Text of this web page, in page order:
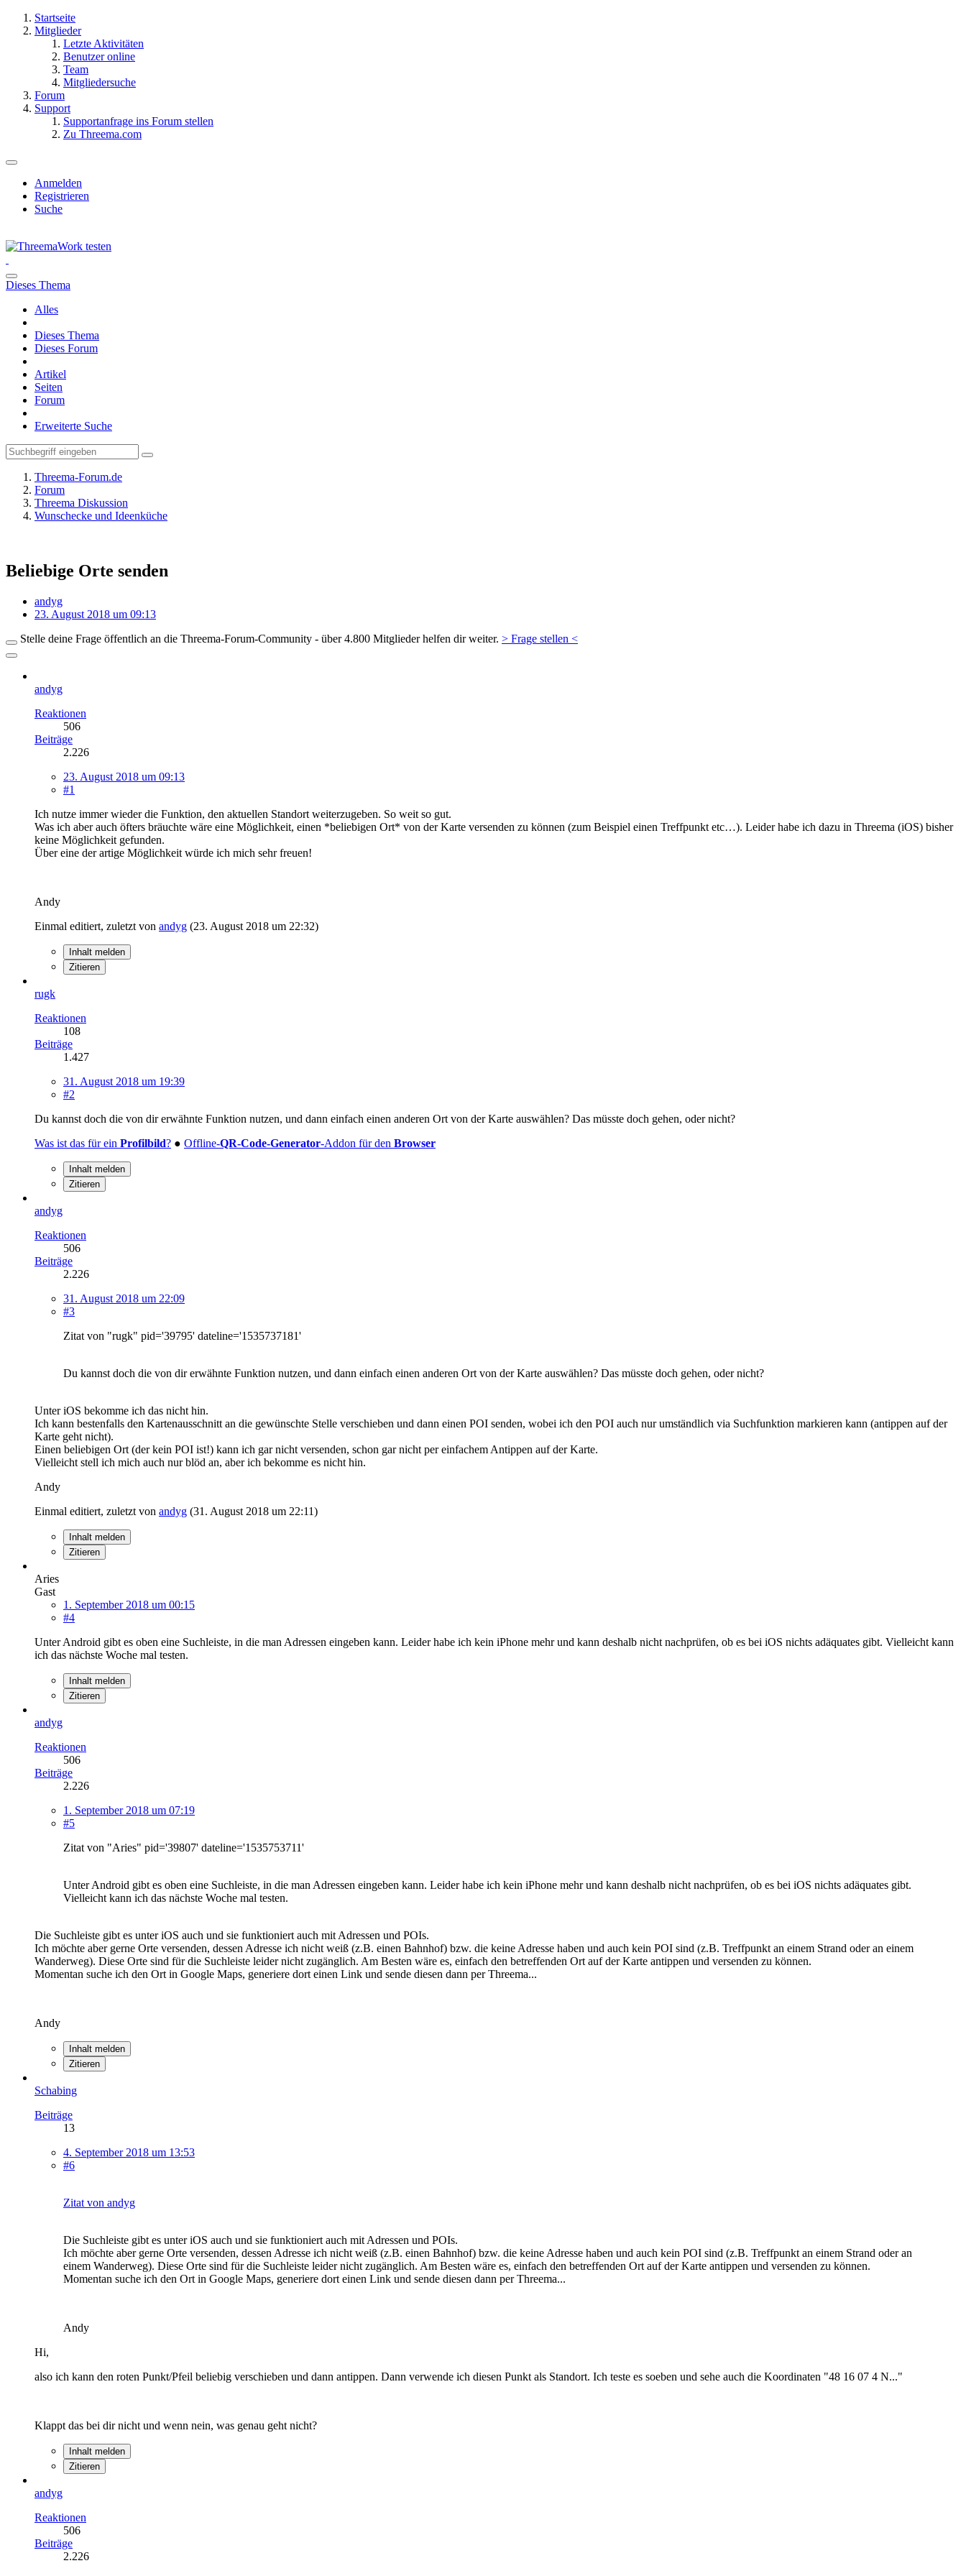
Startseite
Mitglieder
Letzte Aktivitäten
Benutzer online
Team
Mitgliedersuche
Forum
Support
Supportanfrage ins Forum stellen
Zu Threema.com
Anmelden
Registrieren
Suche
Dieses Thema
Alles
Dieses Thema
Dieses Forum
Artikel
Seiten
Forum
Erweiterte Suche
Threema-Forum.de
Forum
Threema Diskussion
Wunschecke und Ideenküche
Beliebige Orte senden
andyg
23. August 2018 um 09:13
Stelle deine Frage öffentlich an die Threema-Forum-Community - über 4.800 Mitglieder helfen dir weiter. > Frage stellen <
andyg
Reaktionen
506
Beiträge
2.226
23. August 2018 um 09:13
#1
Ich nutze immer wieder die Funktion, den aktuellen Standort weiterzugeben. So weit so gut.
Was ich aber auch öfters bräuchte wäre eine Möglichkeit, einen *beliebigen Ort* von der Karte versenden zu können (zum Beispiel einen Treffpunkt etc…). Leider habe ich dazu in Threema (iOS) bisher
keine Möglichkeit gefunden.
Über eine der artige Möglichkeit würde ich mich sehr freuen!
Andy
Einmal editiert, zuletzt von andyg (23. August 2018 um 22:32)
Inhalt melden
Zitieren
rugk
Reaktionen
108
Beiträge
1.427
31. August 2018 um 19:39
#2
Du kannst doch die von dir erwähnte Funktion nutzen, und dann einfach einen anderen Ort von der Karte auswählen? Das müsste doch gehen, oder nicht?
Was ist das für ein Profilbild? ● Offline-QR-Code-Generator-Addon für den Browser
Inhalt melden
Zitieren
andyg
Reaktionen
506
Beiträge
2.226
31. August 2018 um 22:09
#3
Zitat von "rugk" pid='39795' dateline='1535737181'
Du kannst doch die von dir erwähnte Funktion nutzen, und dann einfach einen anderen Ort von der Karte auswählen? Das müsste doch gehen, oder nicht?
Unter iOS bekomme ich das nicht hin.
Ich kann bestenfalls den Kartenausschnitt an die gewünschte Stelle verschieben und dann einen POI senden, wobei ich den POI auch nur umständlich via Suchfunktion markieren kann (antippen auf der
Karte geht nicht).
Einen beliebigen Ort (der kein POI ist!) kann ich gar nicht versenden, schon gar nicht per einfachem Antippen auf der Karte.
Vielleicht stell ich mich auch nur blöd an, aber ich bekomme es nicht hin.
Andy
Einmal editiert, zuletzt von andyg (31. August 2018 um 22:11)
Inhalt melden
Zitieren
Aries
Gast
1. September 2018 um 00:15
#4
Unter Android gibt es oben eine Suchleiste, in die man Adressen eingeben kann. Leider habe ich kein iPhone mehr und kann deshalb nicht nachprüfen, ob es bei iOS nichts adäquates gibt. Vielleicht kann
ich das nächste Woche mal testen.
Inhalt melden
Zitieren
andyg
Reaktionen
506
Beiträge
2.226
1. September 2018 um 07:19
#5
Zitat von "Aries" pid='39807' dateline='1535753711'
Unter Android gibt es oben eine Suchleiste, in die man Adressen eingeben kann. Leider habe ich kein iPhone mehr und kann deshalb nicht nachprüfen, ob es bei iOS nichts adäquates gibt.
Vielleicht kann ich das nächste Woche mal testen.
Die Suchleiste gibt es unter iOS auch und sie funktioniert auch mit Adressen und POIs.
Ich möchte aber gerne Orte versenden, dessen Adresse ich nicht weiß (z.B. einen Bahnhof) bzw. die keine Adresse haben und auch kein POI sind (z.B. Treffpunkt an einem Strand oder an einem
Wanderweg). Diese Orte sind für die Suchleiste leider nicht zugänglich. Am Besten wäre es, einfach den betreffenden Ort auf der Karte antippen und versenden zu können.
Momentan suche ich den Ort in Google Maps, generiere dort einen Link und sende diesen dann per Threema...
Andy
Inhalt melden
Zitieren
Schabing
Beiträge
13
4. September 2018 um 13:53
#6
Zitat von andyg
Die Suchleiste gibt es unter iOS auch und sie funktioniert auch mit Adressen und POIs.
Ich möchte aber gerne Orte versenden, dessen Adresse ich nicht weiß (z.B. einen Bahnhof) bzw. die keine Adresse haben und auch kein POI sind (z.B. Treffpunkt an einem Strand oder an
einem Wanderweg). Diese Orte sind für die Suchleiste leider nicht zugänglich. Am Besten wäre es, einfach den betreffenden Ort auf der Karte antippen und versenden zu können.
Momentan suche ich den Ort in Google Maps, generiere dort einen Link und sende diesen dann per Threema...
Andy
Hi,
also ich kann den roten Punkt/Pfeil beliebig verschieben und dann antippen. Dann verwende ich diesen Punkt als Standort. Ich teste es soeben und sehe auch die Koordinaten "48 16 07 4 N..."
Klappt das bei dir nicht und wenn nein, was genau geht nicht?
Inhalt melden
Zitieren
andyg
Reaktionen
506
Beiträge
2.226